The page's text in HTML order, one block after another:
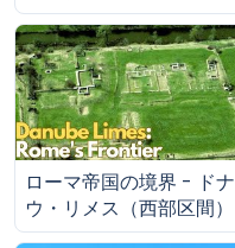
ローマ帝国の境界 - ドナ
ウ・リメス（西部区間）